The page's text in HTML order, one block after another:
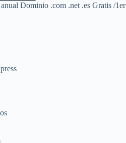
Dominio .com .net .es Gratis /1er